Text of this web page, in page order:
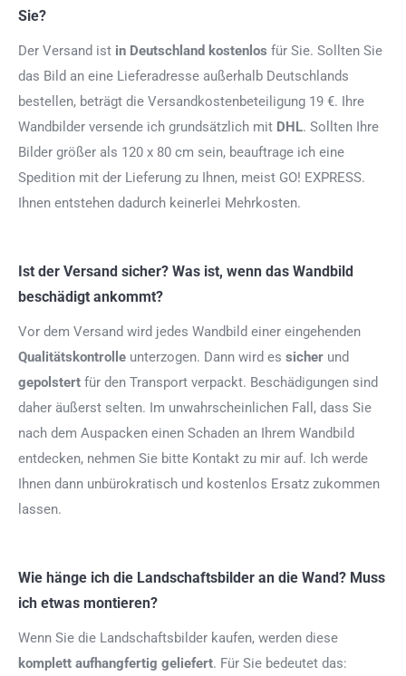
Sie?
Der Versand ist in Deutschland kostenlos für Sie. Sollten Sie
das Bild an eine Lieferadresse außerhalb Deutschlands
bestellen, beträgt die Versandkostenbeteiligung 19 €. Ihre
Wandbilder versende ich grundsätzlich mit DHL. Sollten Ihre
Bilder größer als 120 x 80 cm sein, beauftrage ich eine
Spedition mit der Lieferung zu Ihnen, meist GO! EXPRESS.
Ihnen entstehen dadurch keinerlei Mehrkosten.
Ist der Versand sicher? Was ist, wenn das Wandbild
beschädigt ankommt?
Vor dem Versand wird jedes Wandbild einer eingehenden
Qualitätskontrolle unterzogen. Dann wird es sicher und
gepolstert für den Transport verpackt. Beschädigungen sind
daher äußerst selten. Im unwahrscheinlichen Fall, dass Sie
nach dem Auspacken einen Schaden an Ihrem Wandbild
entdecken, nehmen Sie bitte Kontakt zu mir auf. Ich werde
Ihnen dann unbürokratisch und kostenlos Ersatz zukommen
lassen.
Wie hänge ich die Landschaftsbilder an die Wand? Muss
ich etwas montieren?
Wenn Sie die Landschaftsbilder kaufen, werden diese
komplett aufhangfertig geliefert. Für Sie bedeutet das: